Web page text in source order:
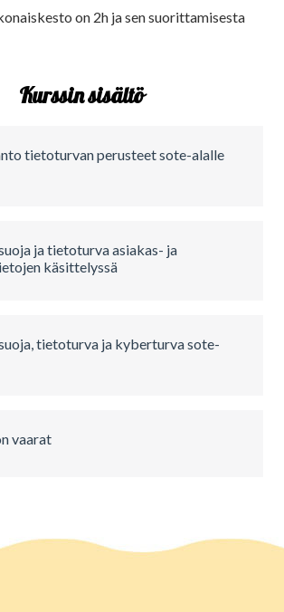
on 2h ja sen suorittamisesta
Kurssin sisältö
tietoturvan perusteet sote-alalle
ja tietoturva asiakas- ja
käsittelyssä
tietoturva ja kyberturva sote-
vaarat